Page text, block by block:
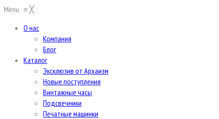
Menu ≡╳
О нас
Компания
Блог
Каталог
Эксклюзив от Архаизм
Новые поступления
Винтажные часы
Подсвечники
Печатные машинки